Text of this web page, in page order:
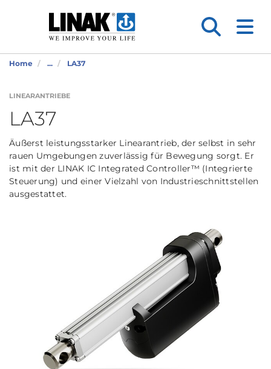
Home ... LA37
LINEARANTRIEBE
LA37
Äußerst leistungsstarker Linearantrieb, der selbst in sehr
rauen Umgebungen zuverlässig für Bewegung sorgt. Er
ist mit der LINAK IC Integrated Controller™ (Integrierte
Steuerung) und einer Vielzahl von Industrieschnittstellen
ausgestattet.